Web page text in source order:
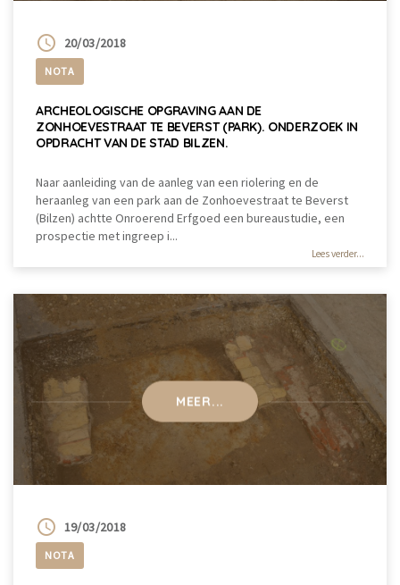
20/03/2018
NOTA
ARCHEOLOGISCHE OPGRAVING AAN DE
ZONHOEVESTRAAT TE BEVERST (PARK). ONDERZOEK IN
OPDRACHT VAN DE STAD BILZEN.
Naar aanleiding van de aanleg van een riolering en de
heraanleg van een park aan de Zonhoevestraat te Beverst
(Bilzen) achtte Onroerend Erfgoed een bureaustudie, een
prospectie met ingreep i...
Lees verder...
MEER...
19/03/2018
NOTA